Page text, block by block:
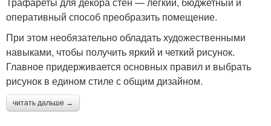
оперативный способ преобразить помещение.
При этом необязательно обладать художественными
навыками, чтобы получить яркий и четкий рисунок.
Главное придерживается основных правил и выбрать
рисунок в едином стиле с общим дизайном.
читать дальше →